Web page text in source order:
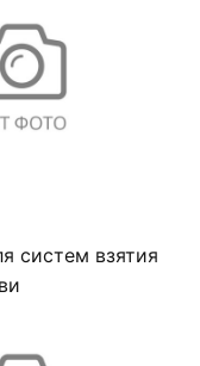
систем взятия